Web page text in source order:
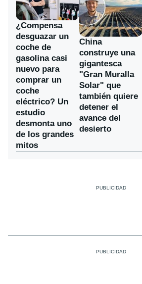
¿Compensa
desguazar un
coche de
gasolina casi
nuevo para
comprar un
coche
eléctrico? Un
estudio
desmonta uno
de los grandes
mitos
China
construye una
gigantesca
"Gran Muralla
Solar" que
también quiere
detener el
avance del
desierto